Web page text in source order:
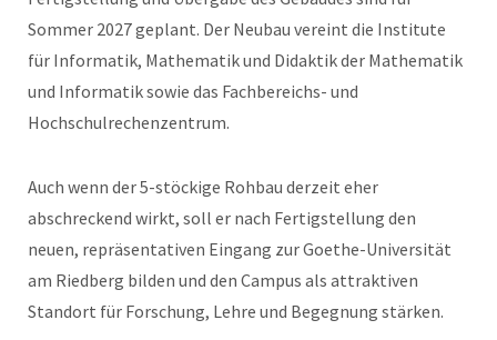
Sommer 2027 geplant. Der Neubau vereint die Institute
für Informatik, Mathematik und Didaktik der Mathematik
und Informatik sowie das Fachbereichs- und
Hochschulrechenzentrum.
Auch wenn der 5-stöckige Rohbau derzeit eher
abschreckend wirkt, soll er nach Fertigstellung den
neuen, repräsentativen Eingang zur Goethe-Universität
am Riedberg bilden und den Campus als attraktiven
Standort für Forschung, Lehre und Begegnung stärken.